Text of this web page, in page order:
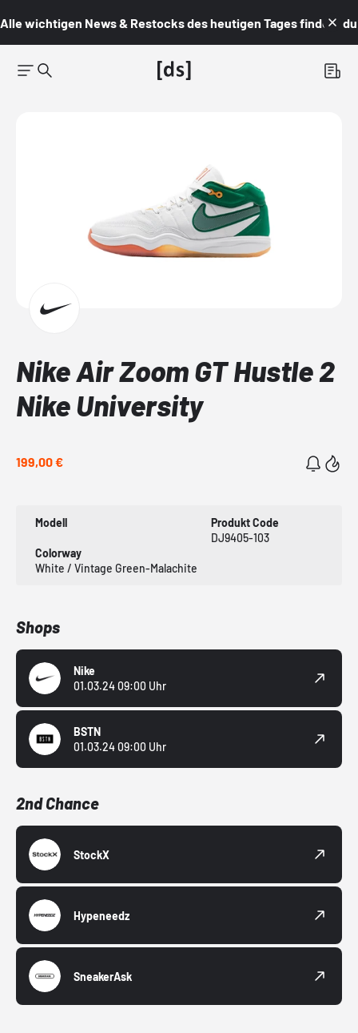
Alle wichtigen News & Restocks des heutigen Tages findest du
Nike Air Zoom GT Hustle 2
Nike University
199,00 €
Modell
Produkt Code
DJ9405-103
Colorway
White / Vintage Green-Malachite
Shops
Nike
01.03.24 09:00 Uhr
BSTN
01.03.24 09:00 Uhr
2nd Chance
StockX
Hypeneedz
SneakerAsk